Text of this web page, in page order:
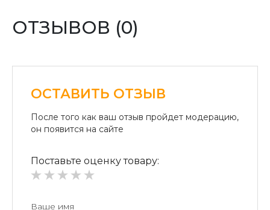
«Райффайзен Банк Аваль»
Безналичный расчет для юридических лиц:
ОТЗЫВОВ (0)
ОСТАВИТЬ ОТЗЫВ
После того как ваш отзыв пройдет модерацию,
он появится на сайте
Поставьте оценку товару: